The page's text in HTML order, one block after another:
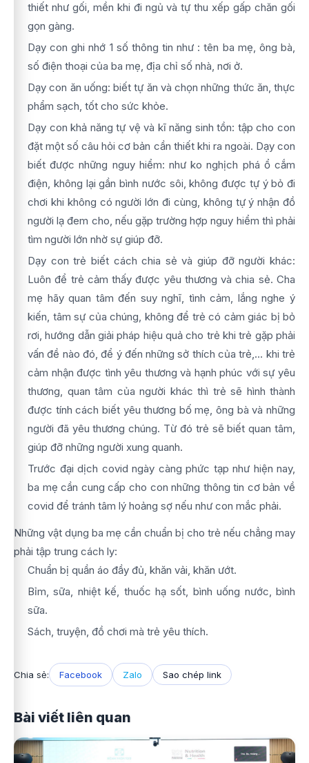
thiết như gối, mền khi đi ngủ và tự thu xếp gấp chăn gối
gọn gàng.
Dạy con ghi nhớ 1 số thông tin như : tên ba mẹ, ông bà,
số điện thoại của ba mẹ, địa chỉ số nhà, nơi ở.
Dạy con ăn uống: biết tự ăn và chọn những thức ăn, thực
phẩm sạch, tốt cho sức khỏe.
Dạy con khả năng tự vệ và kĩ năng sinh tồn: tập cho con
đặt một số câu hỏi cơ bản cần thiết khi ra ngoài. Dạy con
biết được những nguy hiểm: như ko nghịch phá ổ cắm
điện, không lại gần bình nước sôi, không được tự ý bỏ đi
chơi khi không có người lớn đi cùng, không tự ý nhận đồ
người lạ đem cho, nếu gặp trường hợp nguy hiểm thì phải
tìm người lớn nhờ sự giúp đỡ.
Dạy con trẻ biết cách chia sẻ và giúp đỡ người khác:
Luôn để trẻ cảm thấy được yêu thương và chia sẻ. Cha
mẹ hãy quan tâm đến suy nghĩ, tình cảm, lắng nghe ý
kiến, tâm sự của chúng, không để trẻ có cảm giác bị bỏ
rơi, hướng dẫn giải pháp hiệu quả cho trẻ khi trẻ gặp phải
vấn đề nào đó, để ý đến những sở thích của trẻ,… khi trẻ
cảm nhận được tình yêu thương và hạnh phúc với sự yêu
thương, quan tâm của người khác thì trẻ sẽ hình thành
được tính cách biết yêu thương bố mẹ, ông bà và những
người đã yêu thương chúng. Từ đó trẻ sẽ biết quan tâm,
giúp đỡ những người xung quanh.
Trước đại dịch covid ngày càng phức tạp như hiện nay,
ba mẹ cần cung cấp cho con những thông tin cơ bản về
covid để tránh tâm lý hoảng sợ nếu như con mắc phải.
Những vật dụng ba mẹ cần chuẩn bị cho trẻ nếu chẳng may
phải tập trung cách ly:
Chuẩn bị quần áo đầy đủ, khăn vải, khăn ướt.
Bỉm, sữa, nhiệt kế, thuốc hạ sốt, bình uống nước, bình
sữa.
Sách, truyện, đồ chơi mà trẻ yêu thích.
Chia sẻ: Facebook Zalo Sao chép link
Bài viết liên quan